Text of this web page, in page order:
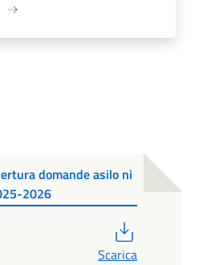
domande asilo ni
2026
Scarica